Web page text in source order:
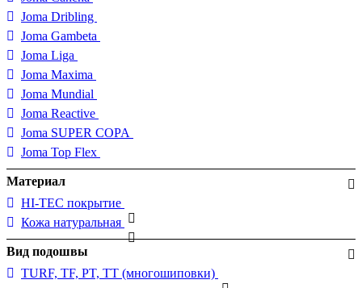
Joma Dribling
Joma Gambeta
Joma Liga
Joma Maxima
Joma Mundial
Joma Reactive
Joma SUPER COPA
Joma Top Flex
Материал
HI-TEC покрытие
Кожа натуральная
Вид подошвы
TURF, TF, PT, TT (многошиповки)